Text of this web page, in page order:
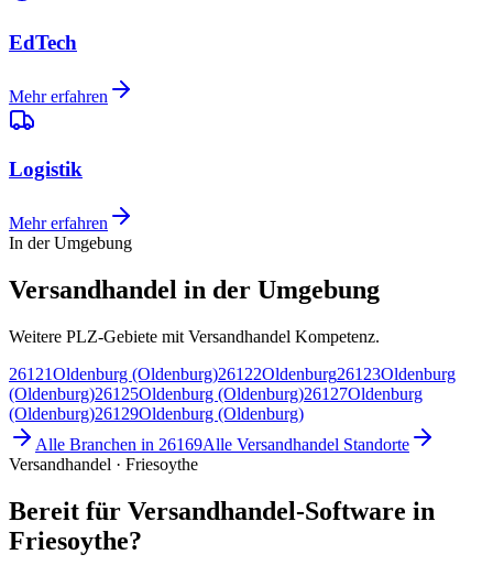
EdTech
Mehr erfahren
Logistik
Mehr erfahren
In der Umgebung
Versandhandel in der Umgebung
Weitere PLZ-Gebiete mit Versandhandel Kompetenz.
26121Oldenburg (Oldenburg)26122Oldenburg26123Oldenburg
(Oldenburg)26125Oldenburg (Oldenburg)26127Oldenburg
(Oldenburg)26129Oldenburg (Oldenburg)
Alle Branchen in 26169Alle Versandhandel Standorte
Versandhandel · Friesoythe
Bereit für Versandhandel-Software in
Friesoythe?